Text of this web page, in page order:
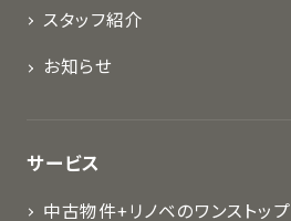
スタッフ紹介
お知らせ
サービス
中古物件+リノベのワンストップ